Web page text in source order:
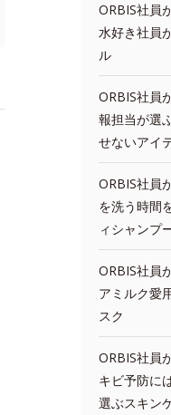
ORBIS社員
水好き社員
ル
ORBIS社員
報担当が選
せないアイ
ORBIS社員
を洗う時間
ィシャンプ
ORBIS社員
アミルク愛
スク
ORBIS社員
キビ予防に
選ぶスキン